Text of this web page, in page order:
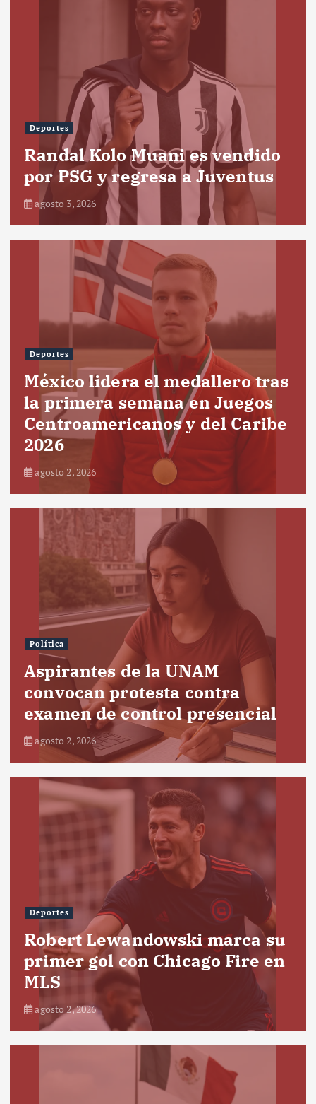
Deportes
Randal Kolo Muani es vendido
por PSG y regresa a Juventus
agosto 3, 2026
Deportes
México lidera el medallero tras
la primera semana en Juegos
Centroamericanos y del Caribe
2026
agosto 2, 2026
Política
Aspirantes de la UNAM
convocan protesta contra
examen de control presencial
agosto 2, 2026
Deportes
Robert Lewandowski marca su
primer gol con Chicago Fire en
MLS
agosto 2, 2026